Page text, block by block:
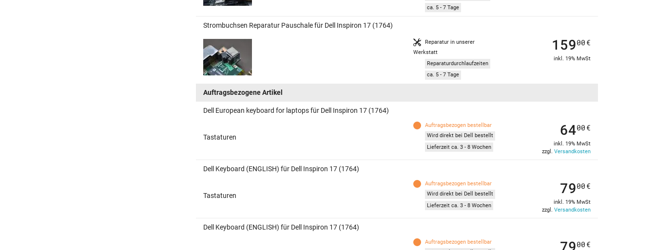
ca. 5 - 7 Tage
Strombuchsen Reparatur Pauschale für Dell Inspiron 17 (1764)
Reparatur in unserer
Werkstatt
Reparaturdurchlaufzeiten
ca. 5 - 7 Tage
15900 €
inkl. 19% MwSt
Auftragsbezogene Artikel
Dell European keyboard for laptops für Dell Inspiron 17 (1764)
Tastaturen
Auftragsbezogen bestellbar
Wird direkt bei Dell bestellt
Lieferzeit ca. 3 - 8 Wochen
6400 €
inkl. 19% MwSt
zzgl. Versandkosten
Dell Keyboard (ENGLISH) für Dell Inspiron 17 (1764)
Tastaturen
Auftragsbezogen bestellbar
Wird direkt bei Dell bestellt
Lieferzeit ca. 3 - 8 Wochen
7900 €
inkl. 19% MwSt
zzgl. Versandkosten
Dell Keyboard (ENGLISH) für Dell Inspiron 17 (1764)
Auftragsbezogen bestellbar
7900 €